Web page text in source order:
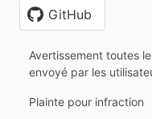
GitHub
Avertissement toutes
envoyé par les
Plainte pour infraction